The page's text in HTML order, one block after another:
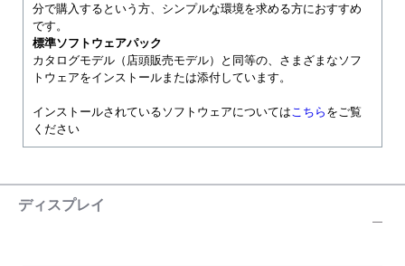
分で購入するという方、シンプルな環境を求める方におすすめ
です。
標準ソフトウェアパック
カタログモデル（店頭販売モデル）と同等の、さまざまなソフ
トウェアをインストールまたは添付しています。
インストールされているソフトウェアについては こちら をご覧
ください
ディスプレイ